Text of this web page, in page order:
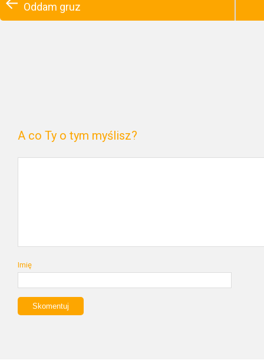
Oddam gruz
A co Ty o tym myślisz?
Imię